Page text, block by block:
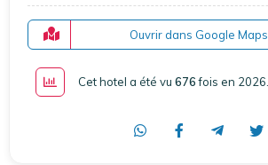
Ouvrir dans Google Maps
Cet hotel a été vu 676fois en 2026